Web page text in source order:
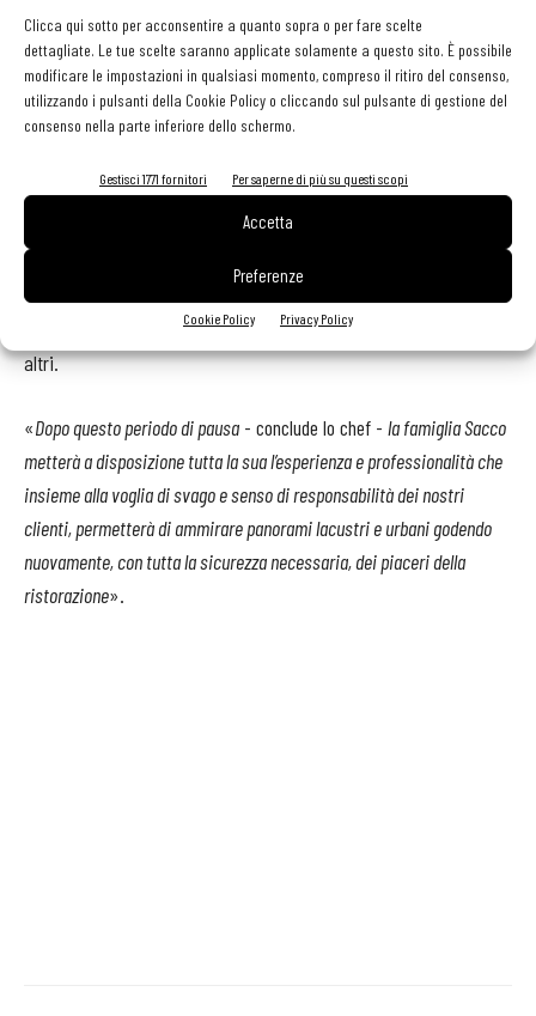
Clicca qui sotto per acconsentire a quanto sopra o per fare scelte
dettagliate. Le tue scelte saranno applicate solamente a questo sito. È possibile
modificare le impostazioni in qualsiasi momento, compreso il ritiro del consenso,
utilizzando i pulsanti della Cookie Policy o cliccando sul pulsante di gestione del
consenso nella parte inferiore dello schermo.
Gestisci 1771 fornitori Per saperne di più su questi scopi
Accetta
Preferenze
Cookie Policy Privacy Policy
Stesso impegno, ricercatezza e sostenibilità contraddistinguerà la
riapertura del Lounge bar Piano35che tornerà ad essere,
dalle 18.00 all’una di notte, uno spazio di relax e svago, dove la
proseguiranno il solido dialogo iniziato qualche mese fa. La
proposta vede protagoniste due famiglie di drink:
gli insoliti
ribattezzato
regole, tavolini e divanetti saranno ben distanziati gli uni dagli
altri.
«Dopo questo periodo di pausa - conclude lo chef - la famiglia Sacco
metterà a disposizione tutta la sua l’esperienza e professionalità che
insieme alla voglia di svago e senso di responsabilità dei nostri
clienti, permetterà di ammirare panorami lacustri e urbani godendo
nuovamente, con tutta la sicurezza necessaria, dei piaceri della
ristorazione».